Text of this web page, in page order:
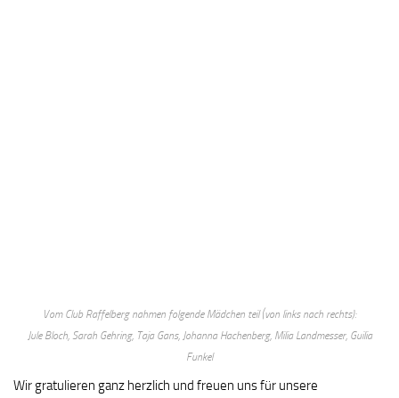
Vom Club Raffelberg nahmen folgende Mädchen teil (von links nach rechts):
Jule Bloch, Sarah Gehring, Taja Gans, Johanna Hachenberg, Milia Landmesser, Guilia
Funkel
Wir gratulieren ganz herzlich und freuen uns für unsere